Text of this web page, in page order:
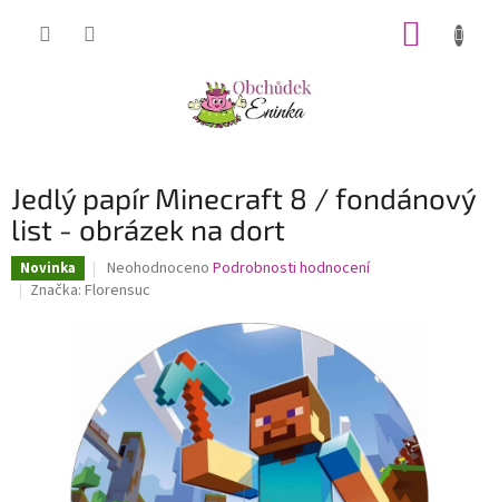
Jedlý papír Minecraft 8 / fondánový
list - obrázek na dort
Novinka
Průměrné
hodnocení
5
hvězdiček.
Neohodnoceno Podrobnosti hodnocení
Značka: Florensuc